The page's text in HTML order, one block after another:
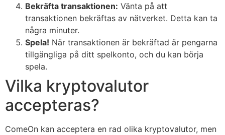
Bekräfta transaktionen: Vänta på att
transaktionen bekräftas av nätverket. Detta kan ta
några minuter.
Spela! När transaktionen är bekräftad är pengarna
tillgängliga på ditt spelkonto, och du kan börja
spela.
Vilka kryptovalutor
accepteras?
ComeOn kan acceptera en rad olika kryptovalutor, men